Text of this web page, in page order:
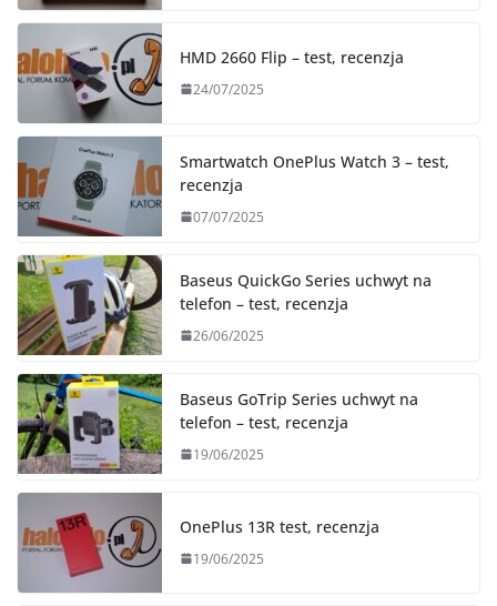
HMD 2660 Flip – test, recenzja
24/07/2025
Smartwatch OnePlus Watch 3 – test,
recenzja
07/07/2025
Baseus QuickGo Series uchwyt na
telefon – test, recenzja
26/06/2025
Baseus GoTrip Series uchwyt na
telefon – test, recenzja
19/06/2025
OnePlus 13R test, recenzja
19/06/2025